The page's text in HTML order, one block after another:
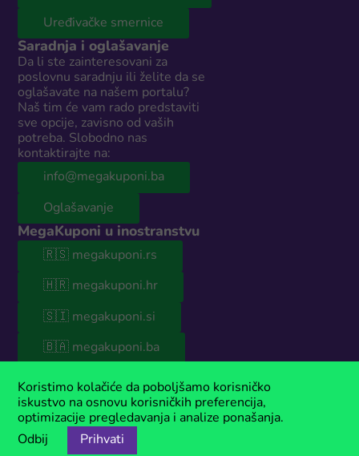
Uređivačke smernice
Saradnja i oglašavanje
Da li ste zainteresovani za
poslovnu saradnju ili želite da se
oglašavate na našem portalu?
Naš tim će vam rado predstaviti
sve opcije, zavisno od vaših
potreba. Slobodno nas
kontaktirajte na:
info@megakuponi.ba
Oglašavanje
MegaKuponi u inostranstvu
🇷🇸 megakuponi.rs
🇭🇷 megakuponi.hr
🇸🇮 megakuponi.si
🇧🇦 megakuponi.ba
Naš sajt sadrži sponzorisani sadržaj. Ako koristiš naše kupone, moguće
je da ćemo u nekim slučajevima zaraditi malu proviziju. MegaKuponi®
je registrovani zaštitni znak kompanije Anima Media.
Koristimo kolačiće da poboljšamo korisničko
iskustvo na osnovu korisničkih preferencija,
optimizacije pregledavanja i analize ponašanja.
Odbij
Prihvati